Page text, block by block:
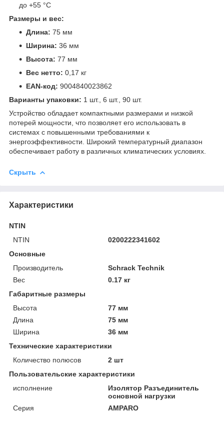
до +55 °C
Размеры и вес:
Длина: 75 мм
Ширина: 36 мм
Высота: 77 мм
Вес нетто: 0,17 кг
EAN-код: 9004840023862
Варианты упаковки: 1 шт., 6 шт., 90 шт.
Устройство обладает компактными размерами и низкой
потерей мощности, что позволяет его использовать в
системах с повышенными требованиями к
энергоэффективности. Широкий температурный диапазон
обеспечивает работу в различных климатических условиях.
Скрыть
Характеристики
NTIN
NTIN
0200222341602
Основные
Производитель
Schrack Technik
Вес
0.17 кг
Габаритные размеры
Высота
77 мм
Длина
75 мм
Ширина
36 мм
Технические характеристики
Количество полюсов
2 шт
Пользовательские характеристики
исполнение
Изолятор Разъединитель
основной нагрузки
Серия
AMPARO